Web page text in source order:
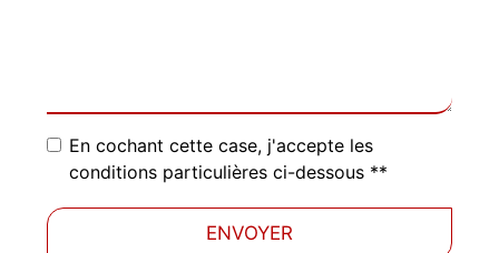
En cochant cette case, j'accepte les
conditions particulières ci-dessous **
ENVOYER